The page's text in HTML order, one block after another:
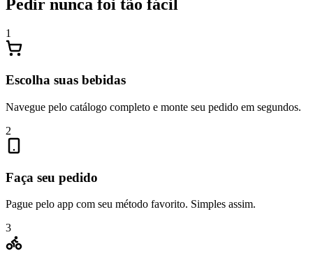
Pedir nunca foi tão fácil
1
Escolha suas bebidas
Navegue pelo catálogo completo e monte seu pedido em segundos.
2
Faça seu pedido
Pague pelo app com seu método favorito. Simples assim.
3